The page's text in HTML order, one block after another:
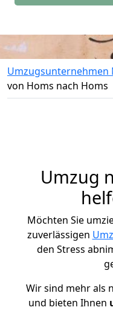
Umzugsunternehmen
von Homs nach Homs
Umzug
Möchten Sie
zuverlässigen
den Stress
Wir sind mehr als
und bieten Ihnen